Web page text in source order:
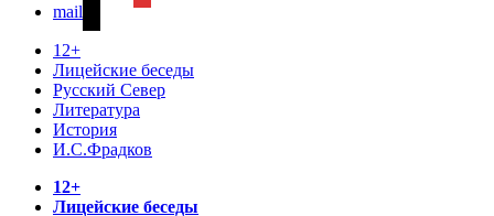
mail
12+
Лицейские беседы
Русский Север
Литература
История
И.С.Фрадков
12+
Лицейские беседы